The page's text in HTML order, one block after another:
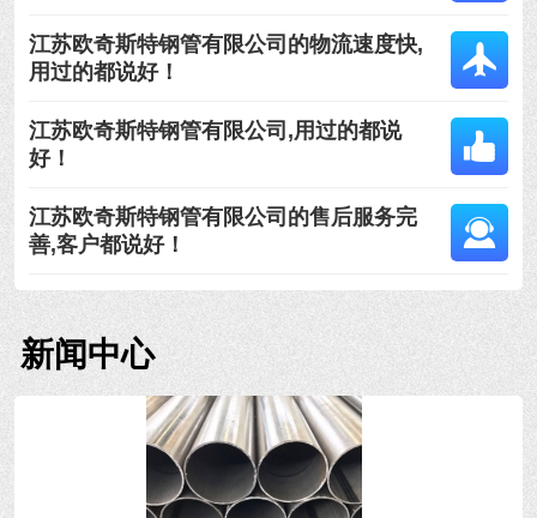
江苏欧奇斯特钢管有限公司的物流速度快,
用过的都说好！
江苏欧奇斯特钢管有限公司,用过的都说
好！
江苏欧奇斯特钢管有限公司的售后服务完
善,客户都说好！
新闻中心